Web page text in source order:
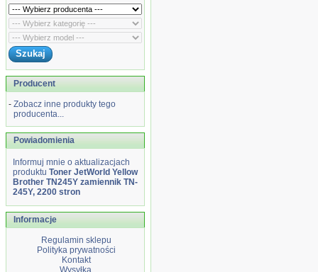
Producent
- Zobacz inne produkty tego
producenta...
Powiadomienia
Informuj mnie o aktualizacjach
produktu Toner JetWorld Yellow
Brother TN245Y zamiennik TN-
245Y, 2200 stron
Informacje
Regulamin sklepu
Polityka prywatności
Kontakt
Wysyłka